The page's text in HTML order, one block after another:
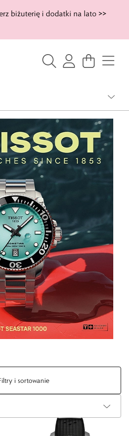
biżuterię i dodatki na lato >>
i sortowanie